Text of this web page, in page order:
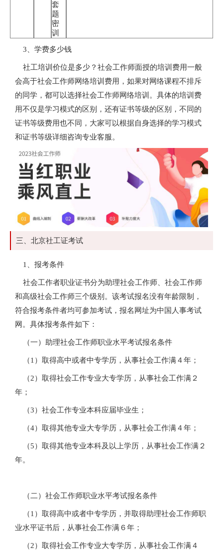
套
题
密
训
3、学费多少钱
社工培训价位是多少？社会工作师面授的培训费用一般
会高于社会工作师网络培训费用，如果对网络课程不排斥
的同学，都可以选择社会工作师网络培训。具体的培训费
用不仅是学习模式的区别，还有证书等级的区别，不同的
证书等级费用也不同，大家可以根据自身选择的学习模式
和证书等级详细咨询专业客服。
三、北京社工证考试
1、报考条件
社会工作者职业证书分为助理社会工作师、社会工作师
和高级社会工作师三个级别。该考试报名没有年龄限制，
符合报考条件者均可参加考试，报名网址为中国人事考试
网。具体报考条件如下：
（一）助理社会工作师职业水平考试报名条件
（1）取得高中或者中专学历，从事社会工作满４年；
（2）取得社会工作专业大专学历，从事社会工作满２
年；
（3）社会工作专业本科应届毕业生；
（4）取得其他专业大专学历，从事社会工作满４年；
（5）取得其他专业本科及以上学历，从事社会工作满２
年。
（二）社会工作师职业水平考试报名条件
（1）取得高中或者中专学历，并取得助理社会工作师职
业水平证书后，从事社会工作满６年；
（2）取得社会工作专业大专学历，从事社会工作满４